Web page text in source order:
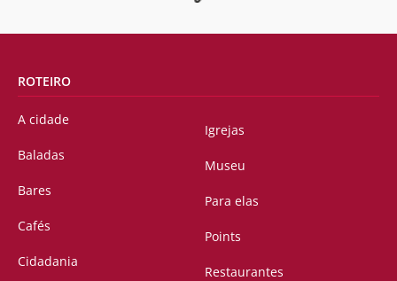
ROTEIRO
A cidade
Baladas
Bares
Cafés
Cidadania
Igrejas
Museu
Para elas
Points
Restaurantes